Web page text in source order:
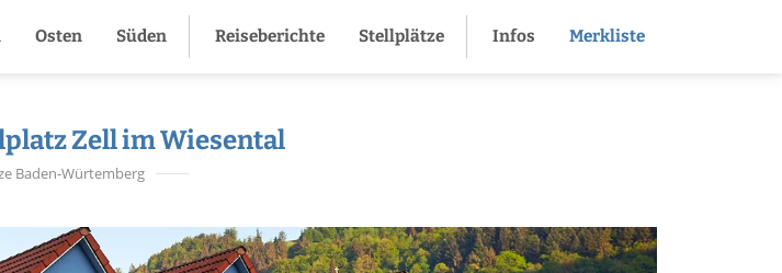
Osten Süden Reiseberichte Stellplätze Infos Merkliste
Zell im Wiesental
Baden-Würtemberg